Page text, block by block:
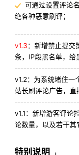
可通过设置评论
绝各种恶意刷评；
v1.3：新增禁止提交
条，IP段黑名单，给
v1.2：为系统堵住一
站长刷评论广告，直
v1.1：新增游客评论
论数量，以及若干其
特别说明